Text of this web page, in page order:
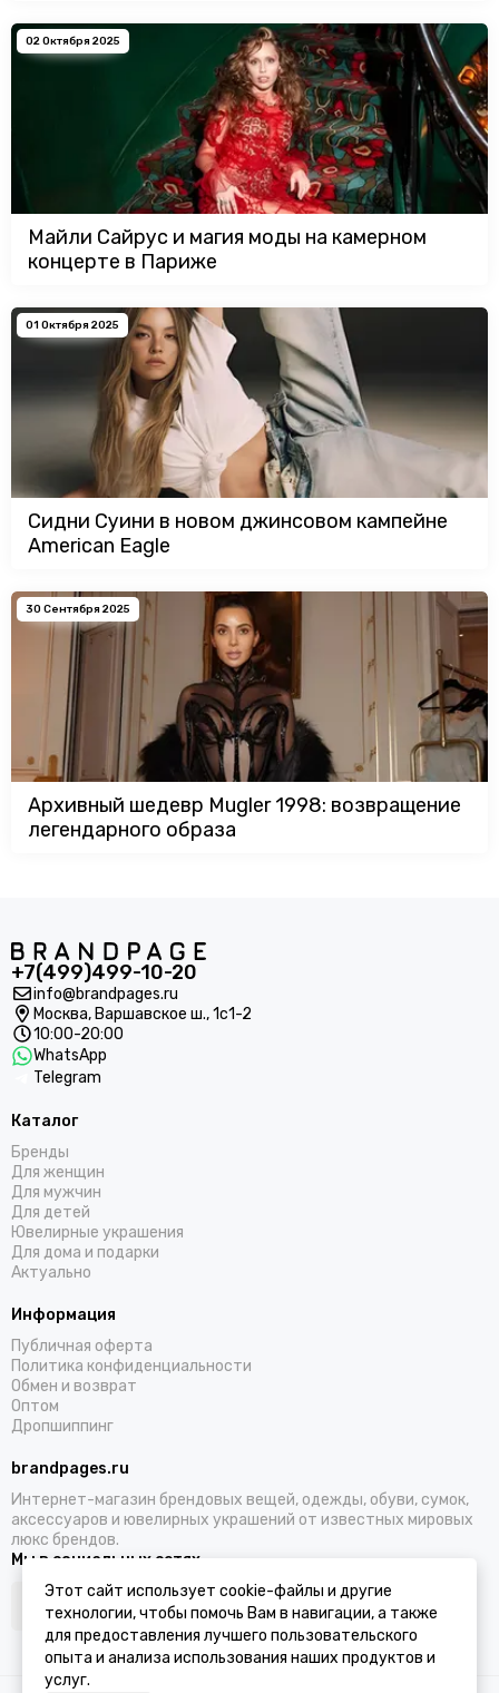
02 Октября 2025
Майли Сайрус и магия моды на камерном
концерте в Париже
01 Октября 2025
Сидни Суини в новом джинсовом кампейне
American Eagle
30 Сентября 2025
Архивный шедевр Mugler 1998: возвращение
легендарного образа
+7(499)499-10-20
info@brandpages.ru
Москва, Варшавское ш., 1с1-2
10:00-20:00
WhatsApp
Telegram
Каталог
Бренды
Для женщин
Для мужчин
Для детей
Ювелирные украшения
Для дома и подарки
Актуально
Информация
Публичная оферта
Политика конфиденциальности
Обмен и возврат
Оптом
Дропшиппинг
brandpages.ru
Интернет-магазин брендовых вещей, одежды, обуви, сумок,
аксессуаров и ювелирных украшений от известных мировых
люкс брендов.
Мы в социальных сетях
Этот сайт использует cookie-файлы и другие
технологии, чтобы помочь Вам в навигации, а также
для предоставления лучшего пользовательского
опыта и анализа использования наших продуктов и
услуг.